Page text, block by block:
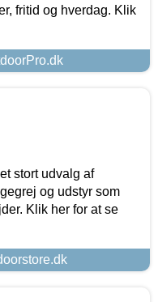
fritid og hverdag. Klik
stort udvalg af
og udstyr som
Klik her for at se